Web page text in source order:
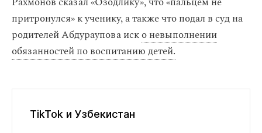
притронулся» к ученику, а также что подал в суд на
родителей Абдураупова иско невыполнении
обязанностей по воспитанию детей.
TikTok и Узбекистан